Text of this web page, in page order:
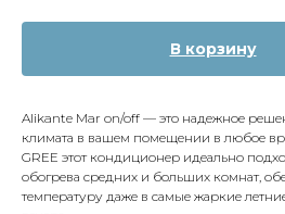
В корзину
Alikante Mar on/off — это надежное
климата в вашем помещении в любое
GREE этот кондиционер идеально
обогрева средних и больших комнат,
температуру даже в самые жаркие